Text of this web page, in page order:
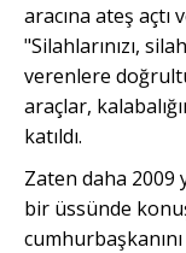
aracına ateş
"Silahlarınızı,
verenlere
araçlar,
katıldı.
Zaten daha 2009
bir üssünde